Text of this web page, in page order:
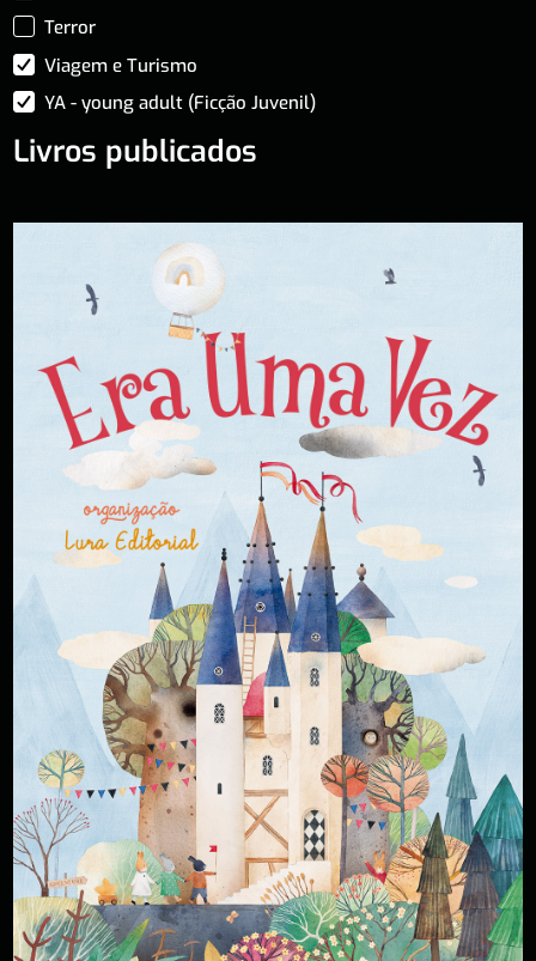
Terror
Viagem e Turismo
YA - young adult (Ficção Juvenil)
Livros publicados